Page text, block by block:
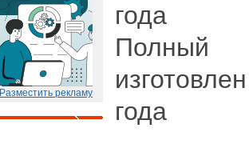
Разместить рекламу
года
Полный
года